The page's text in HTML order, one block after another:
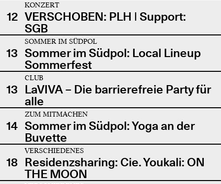
12
KONZERT
VERSCHOBEN: PLH | Support:
SGB
13
SOMMER IM SÜDPOL
Sommer im Südpol: Local Lineup
Sommerfest
13
CLUB
LaVIVA – Die barrierefreie Party für
alle
14
ZUM MITMACHEN
Sommer im Südpol: Yoga an der
Buvette
18
VERSCHIEDENES
Residenzsharing: Cie. Youkali: ON
THE MOON